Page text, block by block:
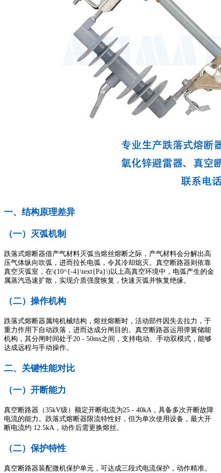
一、结构原理差异
（一）灭弧机制
跌落式熔断器借产气材料灭弧当熔丝熔断之际，产气材料会分解出高
压气体纵向吹弧，进而拉长电弧，令其冷却熄灭。真空断路器则依靠
真空灭弧室，在\(10^{-4}\text{Pa}\)以上高真空环境中，电弧产生的金
属蒸汽迅速扩散，实现介质强度恢复，快速灭弧并恢复绝缘。
（二）操作机构
跌落式熔断器属纯机械结构，熔丝熔断时，活动部件因失去拉力，于
重力作用下自动跌落，进而达成分闸目的。真空断路器运用弹簧储能
机构，其分闸时间处于20 - 50ms之间，支持电动、手动双模式，能够
达成远程与手动操作。
二、关键性能对比
（一）开断能力
真空断路器（35kV级）额定开断电流为25 - 40kA，具备多次开断故障
电流的能力。跌落式熔断器限流特性好，但为单次使用设备，最大开
断电流约 12.5kA，动作后需更换熔丝。
（二）保护特性
真空断路器装配微机保护单元，可达成三段式电流保护，动作精准。